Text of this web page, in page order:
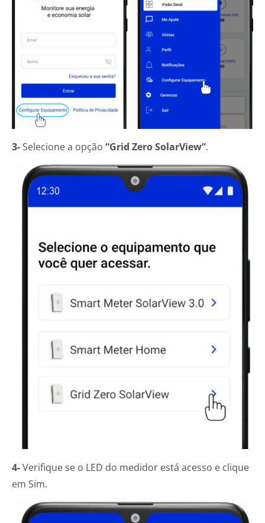
3-Selecione a opção “Grid Zero SolarView”.
4-Verifique se o LED do medidor está acesso e clique
em Sim.